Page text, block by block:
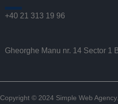
+40 21 313 19 96
Gheorghe Manu nr. 14 Sector 1
Copyright © 2024 Simple Web Agency